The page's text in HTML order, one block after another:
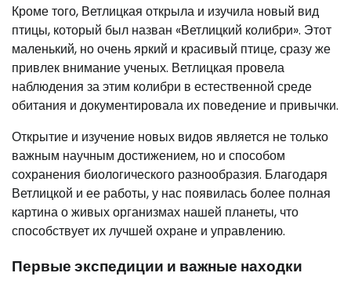
Кроме того, Ветлицкая открыла и изучила новый вид
птицы, который был назван «Ветлицкий колибри». Этот
маленький, но очень яркий и красивый птице, сразу же
привлек внимание ученых. Ветлицкая провела
наблюдения за этим колибри в естественной среде
обитания и документировала их поведение и привычки.
Открытие и изучение новых видов является не только
важным научным достижением, но и способом
сохранения биологического разнообразия. Благодаря
Ветлицкой и ее работы, у нас появилась более полная
картина о живых организмах нашей планеты, что
способствует их лучшей охране и управлению.
Первые экспедиции и важные находки